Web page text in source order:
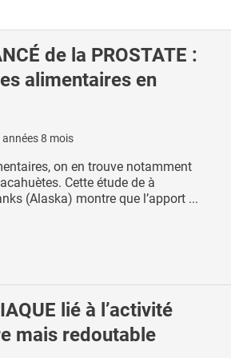
de la PROSTATE :
alimentaires en
années 8 mois
on en trouve notamment
Cette étude de à
(Alaska) montre que l’apport ...
lié à l’activité
mais redoutable